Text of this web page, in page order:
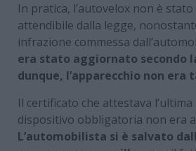
In pratica, l’autovelox non è
attendibile dalla legge,
infrazione commessa
era stato aggiornato secondo
dunque, l’apparecchio non era
Il certificato che attestava
dispositivo obbligatoria non era
L’automobilista si è salvato